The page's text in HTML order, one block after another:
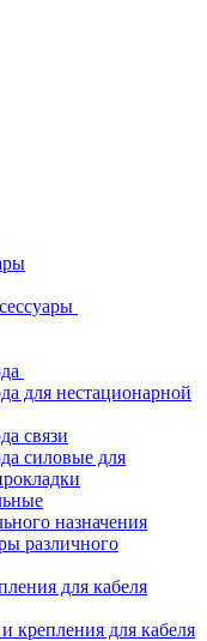
для нестационарной
связи
силовые для
назначения
различного
для кабеля
крепления для кабеля